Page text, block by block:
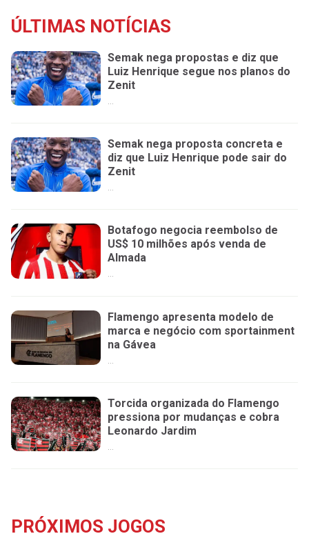
ÚLTIMAS NOTÍCIAS
Semak nega propostas e diz que
Luiz Henrique segue nos planos do
Zenit
...
Semak nega proposta concreta e
diz que Luiz Henrique pode sair do
Zenit
...
Botafogo negocia reembolso de
US$ 10 milhões após venda de
Almada
...
Flamengo apresenta modelo de
marca e negócio com sportainment
na Gávea
Torcida organizada do Flamengo
pressiona por mudanças e cobra
Leonardo Jardim
...
PRÓXIMOS JOGOS